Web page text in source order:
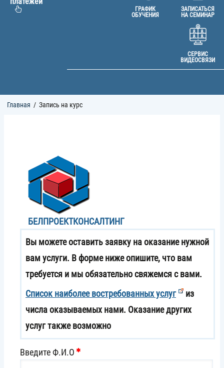
ГРАФИК
ОБУЧЕНИЯ
ЗАПИСАТЬСЯ
НА СЕМИНАР
СЕРВИС
ВИДЕОСВЯЗИ
Строка
Главная Запись на курс
БЕЛПРОЕКТКОНСАЛТИНГ
Вы можете оставить заявку на оказание нужной
вам услуги. В форме ниже опишите, что вам
требуется и мы обязательно свяжемся с вами.
Список наиболее востребованных услуг
из
числа оказываемых нами. Оказание других
услуг также возможно
Введите Ф.И.О